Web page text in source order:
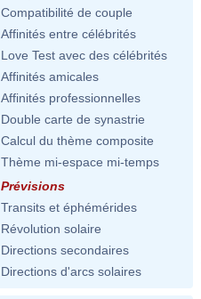
Compatibilité de couple
Affinités entre célébrités
Love Test avec des célébrités
Affinités amicales
Affinités professionnelles
Double carte de synastrie
Calcul du thème composite
Thème mi-espace mi-temps
Prévisions
Transits et éphémérides
Révolution solaire
Directions secondaires
Directions d'arcs solaires